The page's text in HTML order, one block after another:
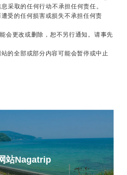
采取的任何行动不承担任何责任。
受的任何损害或损失不承担任何责
会更改或删除，恕不另行通知。请事先
的全部或部分内容可能会暂停或中止
站Nagatrip